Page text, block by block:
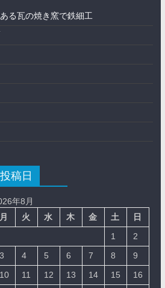
る瓦の焼き窯で鉄細工
投稿日
年8月
月
火 水 木 金 土 日
1
2
3
4 5 6 7 8
9
10
11 12 13 14 15
16